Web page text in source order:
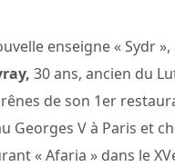
enseigne « Sydr »,
30 ans, ancien du
de son 1er
Georges V à Paris et
« Afaria » dans le